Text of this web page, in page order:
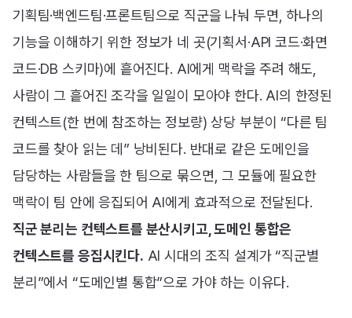
기획팀·백엔드팀·프론트팀으로 직군을 나눠 두면, 하나의
기능을 이해하기 위한 정보가 네 곳(기획서·API 코드·화면
코드·DB 스키마)에 흩어진다. AI에게 맥락을 주려 해도,
사람이 그 흩어진 조각을 일일이 모아야 한다. AI의 한정된
컨텍스트(한 번에 참조하는 정보량) 상당 부분이 “다른 팀
코드를 찾아 읽는 데” 낭비된다. 반대로 같은 도메인을
담당하는 사람들을 한 팀으로 묶으면, 그 모듈에 필요한
맥락이 팀 안에 응집되어 AI에게 효과적으로 전달된다.
직군 분리는 컨텍스트를 분산시키고, 도메인 통합은
컨텍스트를 응집시킨다. AI 시대의 조직 설계가 “직군별
분리”에서 “도메인별 통합”으로 가야 하는 이유다.